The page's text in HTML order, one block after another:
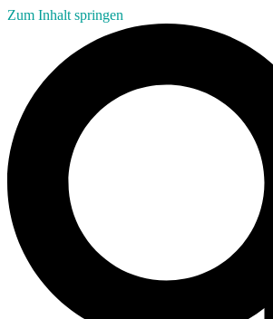
Zum Inhalt springen